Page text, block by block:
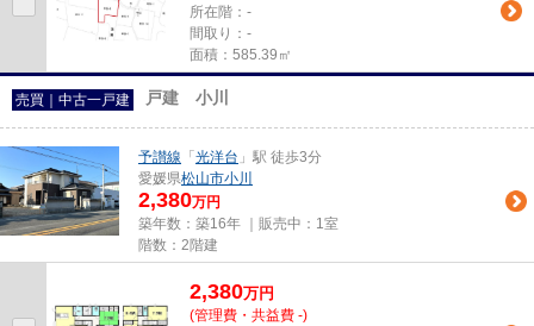
所在階：-
間取り：-
面積：585.39㎡
売買｜中古一戸建 戸建 小川
予讃線 「 光洋台 」駅 徒歩3分
愛媛県松山市小川
2,380万円
築年数：築16年 ｜販売中： 1室
階数：2階建
2,380万円
(管理費・共益費 -)